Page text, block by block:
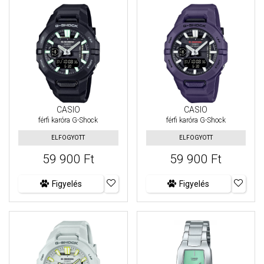
CASIO
férfi karóra G-Shock
ELFOGYOTT
59 900 Ft
Figyelés
CASIO
férfi karóra G-Shock
ELFOGYOTT
59 900 Ft
Figyelés